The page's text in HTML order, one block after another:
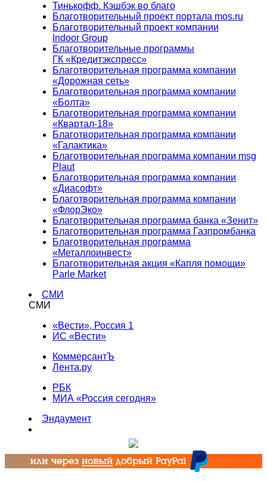
Тинькофф. Кэшбэк во благо
Благотворительный проект портала mos.ru
Благотворительный проект компании
Indoor Group
Благотворительные программы
ГК «Кредитэкспресс»
Благотворительная программа компании
«Дорожная сеть»
Благотворительная программа компании
«Болта»
Благотворительная программа компании
«Квартал-18»
Благотворительная программа компании
«Галактика»
Благотворительная программа компании msg
Plaut
Благотворительная программа компании
«Диасофт»
Благотворительная программа компании
«ФлорЭко»
Благотворительная программа банка «Зенит»
Благотворительная программа Газпромбанка
Благотворительная программа
«Металлоинвест»
Благотворительная акция «Капля помощи»
Parle Market
СМИ
СМИ
«Вести», Россия 1
ИС «Вести»
КоммерсантЪ
Лента.ру
РБК
МИА «Россия сегодня»
Эндаумент